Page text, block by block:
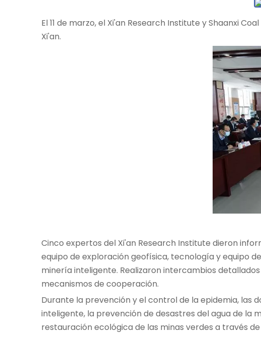
El 11 de marzo, el Xi'an Research Institute y Shaanxi
Xi'an.
Cinco expertos del Xi'an Research Institute dieron
equipo de exploración geofísica, tecnología y equipo
minería inteligente. Realizaron intercambios
mecanismos de cooperación.
Durante la prevención y el control de la epidemia, las
inteligente, la prevención de desastres del agua de la
restauración ecológica de las minas verdes a través